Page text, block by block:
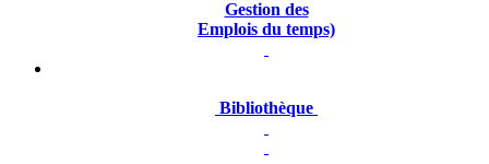
Gestion des
Emplois du temps)
Bibliothèque